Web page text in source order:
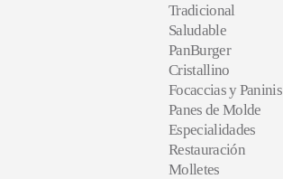
Tradicional
Saludable
PanBurger
Cristallino
Focaccias y Paninis
Panes de Molde
Especialidades
Restauración
Molletes